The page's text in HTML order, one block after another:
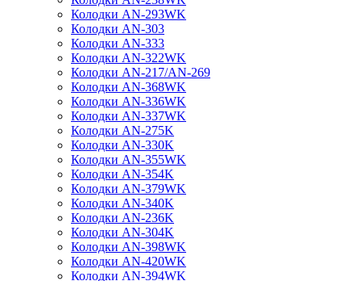
Колодки AN-293WK
Колодки AN-303
Колодки AN-333
Колодки AN-322WK
Колодки AN-217/AN-269
Колодки AN-368WK
Колодки AN-336WK
Колодки AN-337WK
Колодки AN-275K
Колодки AN-330K
Колодки AN-355WK
Колодки AN-354K
Колодки AN-379WK
Колодки AN-340K
Колодки AN-236K
Колодки AN-304K
Колодки AN-398WK
Колодки AN-420WK
Колодки AN-394WK